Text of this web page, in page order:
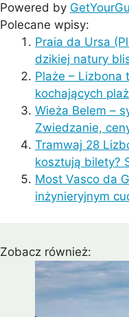
Powered by
Polecane wpisy:
Praia da Ursa
dzikiej natury
Plaże – Lizbona
kochających
Wieża Belem –
Zwiedzanie,
Tramwaj 28
kosztują bilety?
Most Vasco da
inżynieryjnym
Zobacz również: